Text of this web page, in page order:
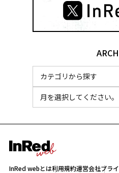
InRed webとは利用規約運営会社プラ